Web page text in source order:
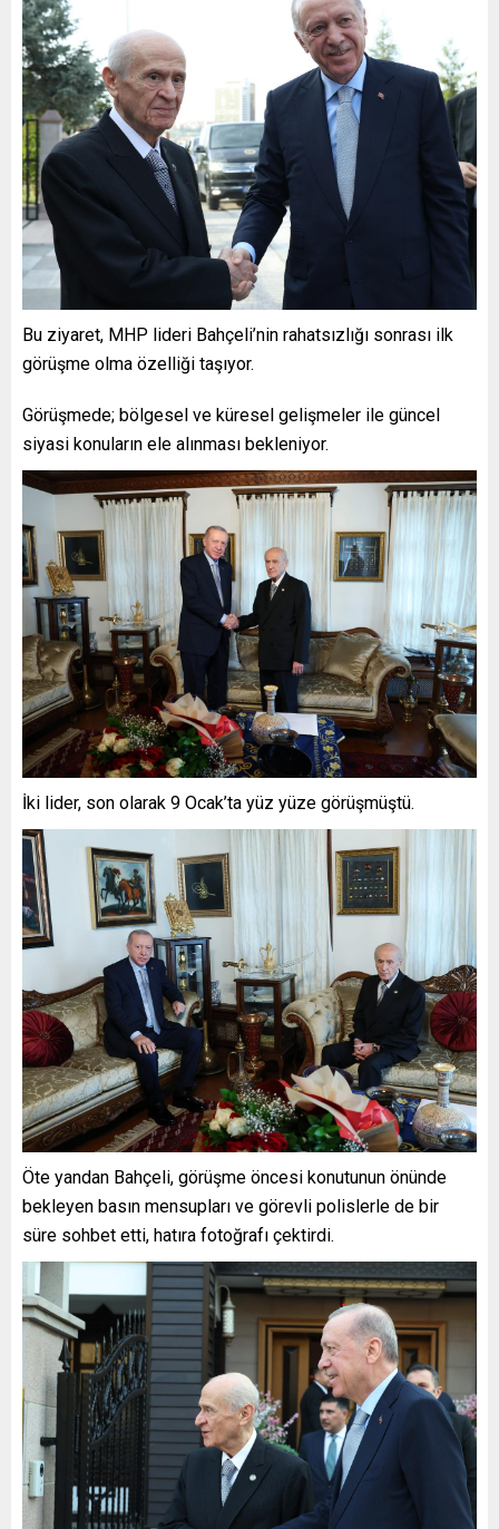
Bu ziyaret, MHP lideri Bahçeli’nin rahatsızlığı sonrası ilk
görüşme olma özelliği taşıyor.
Görüşmede; bölgesel ve küresel gelişmeler ile güncel
siyasi konuların ele alınması bekleniyor.
İki lider, son olarak 9 Ocak’ta yüz yüze görüşmüştü.
Öte yandan Bahçeli, görüşme öncesi konutunun önünde
bekleyen basın mensupları ve görevli polislerle de bir
süre sohbet etti, hatıra fotoğrafı çektirdi.